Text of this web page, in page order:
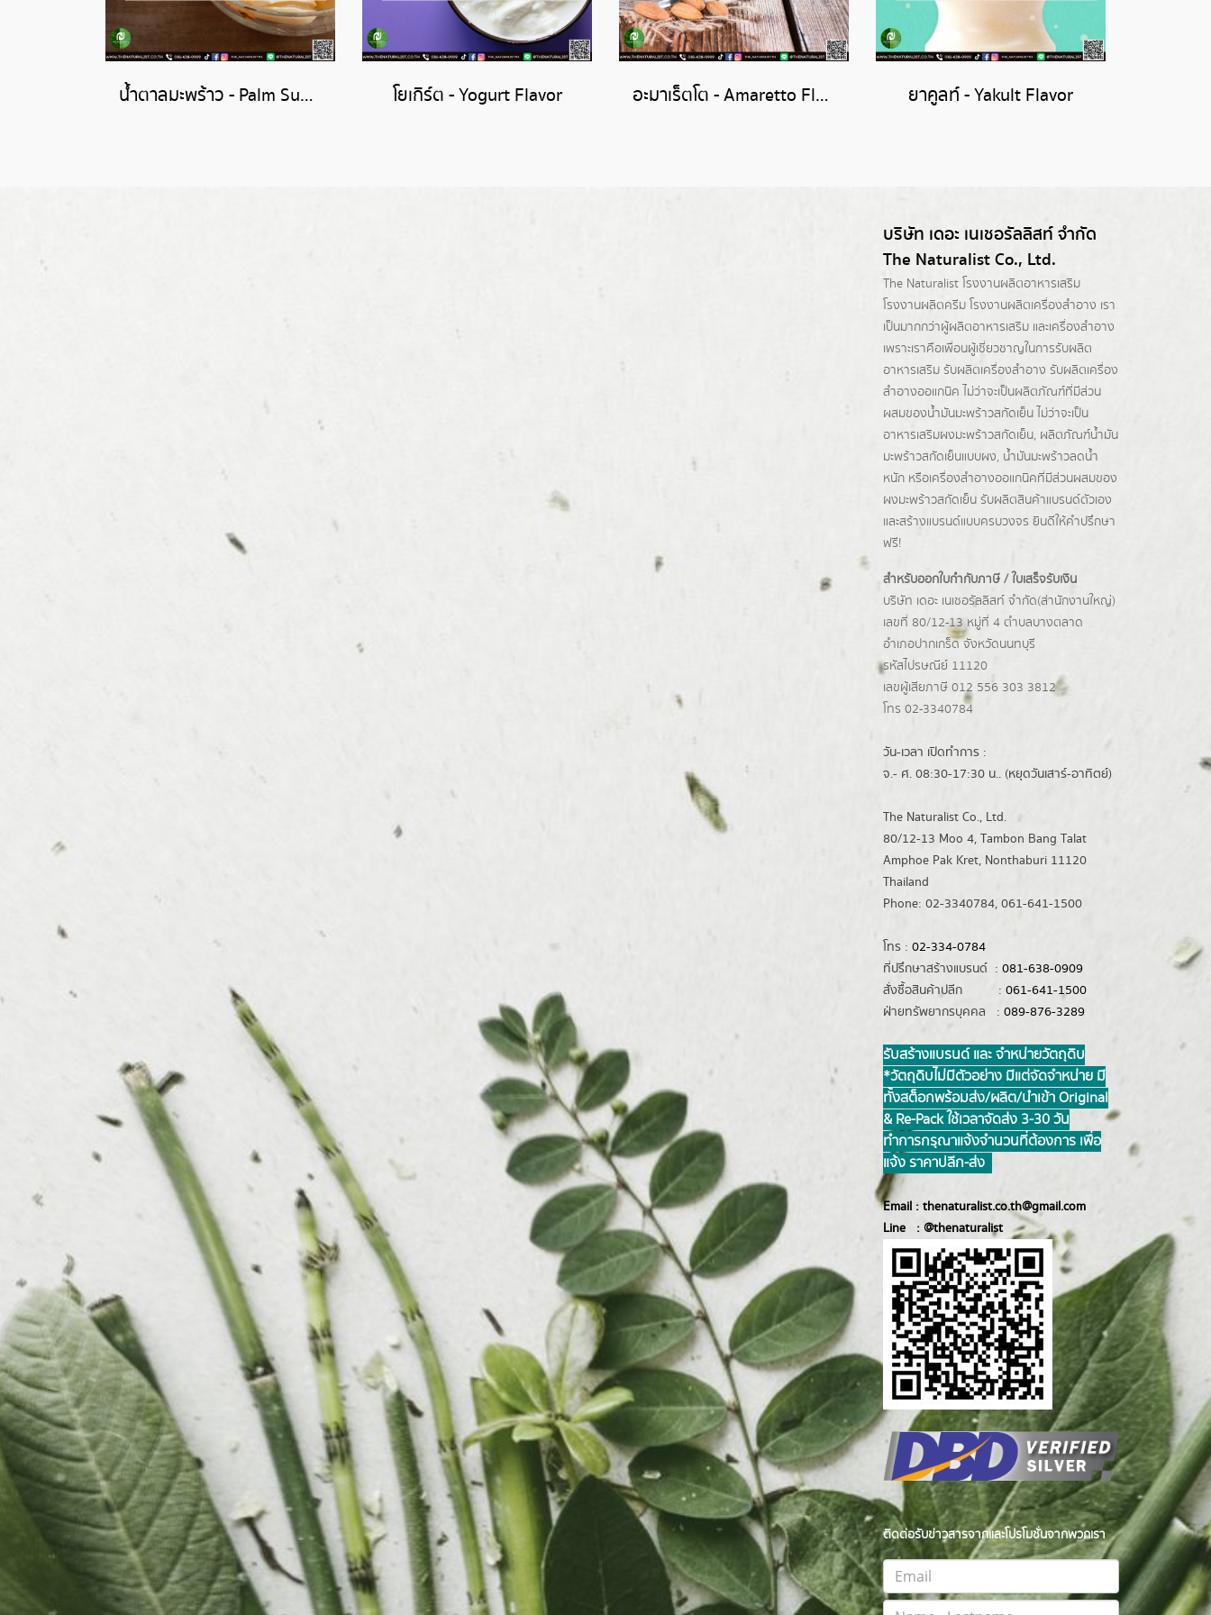
น้ำตาลมะพร้าว - Palm Sugar Flavor โยเกิร์ต - Yogurt Flavor อะมาเร็ตโต - Amaretto Flavor ยาคูลท์ - Yakult Flavor
บริษัท เดอะ เนเชอรัลลิสท์ จำกัด
The Naturalist Co., Ltd.
The Naturalist โรงงานผลิตอาหารเสริม
โรงงานผลิตครีมโรงงานผลิตเครื่องสำอาง เรา
เป็นมากกว่าผู้ผลิตอาหารเสริมและเครื่องสำอาง
เพราะเราคือเพื่อนผู้เชี่ยวชาญในการรับผลิต
อาหารเสริม รับผลิตเครื่องสำอาง รับผลิตเครื่อง
สำอางออแกนิค ไม่ว่าจะเป็นผลิตภัณฑ์ที่มีส่วน
ผสมของน้ำมันมะพร้าวสกัดเย็น ไม่ว่าจะเป็น
อาหารเสริมผงมะพร้าวสกัดเย็น, ผลิตภัณฑ์น้ำมัน
มะพร้าวสกัดเย็นแบบผง, น้ำมันมะพร้าวลดน้ำ
หนักหรือเครื่องสำอางออแกนิคที่มีส่วนผสมของ
ผงมะพร้าวสกัดเย็น รับผลิตสินค้าแบรนด์ตัวเอง
และสร้างแบรนด์แบบครบวงจร ยินดีให้คำปรึกษา
ฟรี!
สำหรับออกใบกำกับภาษี / ใบเสร็จรับเงิน
บริษัท เดอะ เนเชอรัลลิสท์ จำกัด(ส่านักงานใหญ่)
เลขที่ 80/12-13 หมู่ที่ 4 ตำบลบางตลาด
อำเภอปากเกร็ดจังหวัดนนทบุรี
รหัสไปรษณีย์ 11120
เลขผู้เสียภาษี 012 556 303 3812
โทร 02-3340784
วัน-เวลา เปิดทำการ :
จ.- ศ. 08:30-17:30 น.. (หยุดวันเสาร์-อาทิตย์)
The Naturalist Co., Ltd.
80/12-13 Moo 4, Tambon Bang Talat
Amphoe Pak Kret, Nonthaburi 11120
Thailand
Phone: 02-3340784, 061-641-1500
โทร : 02-334-0784
ที่ปรึกษาสร้างแบรนด์ : 081-638-0909
สั่งซื้อสินค้าปลีก : 061-641-1500
ฝ่ายทรัพยากรบุคคล : 089-876-3289
รับสร้างแบรนด์ และ จำหน่ายวัตถุดิบ
*วัตถุดิบไม่มีตัวอย่าง มีแต่จัดจำหน่าย มี
ทั้งสต็อกพร้อมส่ง/ผลิต/นำเข้า Original
& Re-Pack ใช้เวลาจัดส่ง 3-30 วัน
ทำการ กรุณาแจ้งจำนวนที่ต้องการ เพื่อ
แจ้ง ราคาปลีก-ส่ง
Email : thenaturalist.co.th@gmail.com
Line : @thenaturalist
ติดต่อรับข่าวสารจากและโปรโมชั่นจากพวกเรา